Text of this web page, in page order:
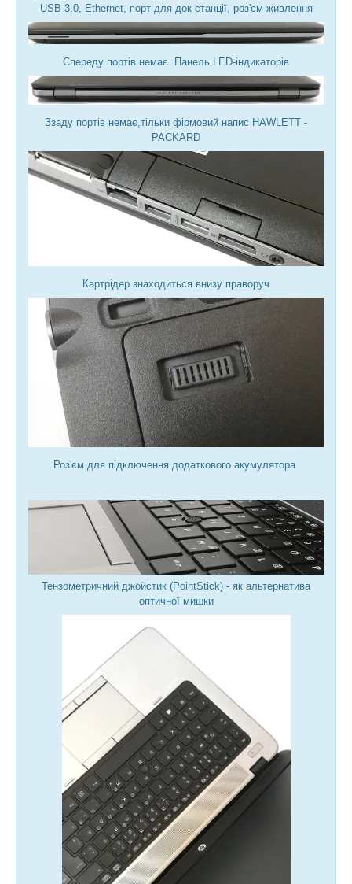
USB 3.0, Ethernet, порт для док-станції, роз'єм живлення
Спереду портів немає. Панель LED-індикаторів
Ззаду портів немає,тільки фірмовий напис HAWLETT -
PACKARD
Картрідер знаходиться внизу праворуч
Роз'єм для підключення додаткового акумулятора
Тензометричний джойстик (PointStick) - як альтернатива
оптичної мишки